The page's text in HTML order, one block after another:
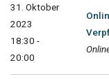
31. Oktober
2023
18:30 -
20:00